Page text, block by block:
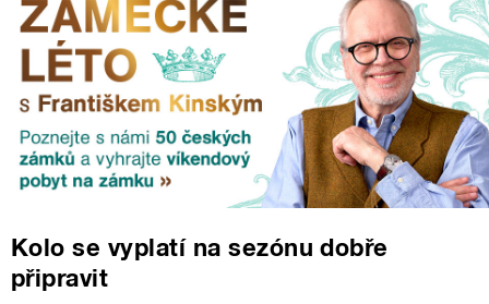
Kolo se vyplatí na sezónu dobře
připravit